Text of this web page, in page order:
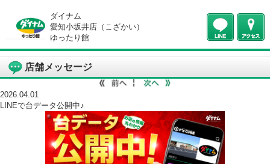
ダイナム
愛知小坂井店（こざかい）
ゆったり館
店舗メッセージ
2026.04.01
LINEで台データ公開中♪